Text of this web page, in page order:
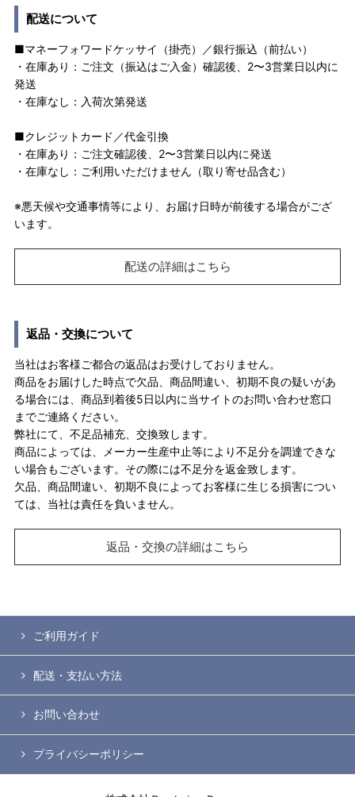
配送について
■マネーフォワードケッサイ（掛売）／銀行振込（前払い）
・在庫あり：ご注文（振込はご入金）確認後、2〜3営業日以内に
発送
・在庫なし：入荷次第発送
■クレジットカード／代金引換
・在庫あり：ご注文確認後、2〜3営業日以内に発送
・在庫なし：ご利用いただけません（取り寄せ品含む）
※悪天候や交通事情等により、お届け日時が前後する場合がござ
います。
配送の詳細はこちら
返品・交換について
当社はお客様ご都合の返品はお受けしておりません。
商品をお届けした時点で欠品、商品間違い、初期不良の疑いがあ
る場合には、商品到着後5日以内に当サイトのお問い合わせ窓口
までご連絡ください。
弊社にて、不足品補充、交換致します。
商品によっては、メーカー生産中止等により不足分を調達できな
い場合もございます。その際には不足分を返金致します。
欠品、商品間違い、初期不良によってお客様に生じる損害につい
ては、当社は責任を負いません。
返品・交換の詳細はこちら
ご利用ガイド
配送・支払い方法
お問い合わせ
プライバシーポリシー